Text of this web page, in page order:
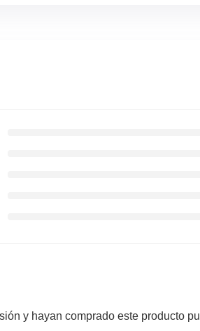
y hayan comprado este producto